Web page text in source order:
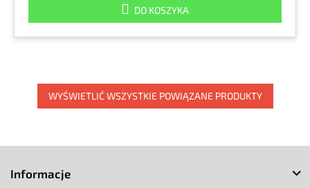
DO KOSZYKA
WYŚWIETLIĆ WSZYSTKIE POWIĄZANE PRODUKTY
Informacje